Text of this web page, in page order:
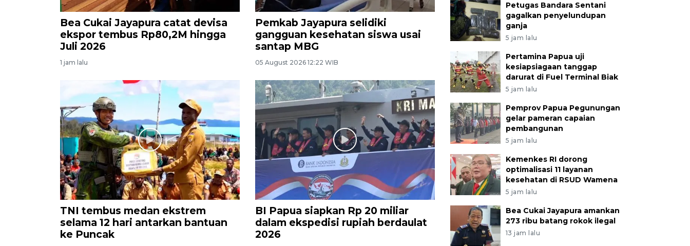
Bea Cukai Jayapura catat devisa
ekspor tembus Rp80,2M hingga
Juli 2026
1 jam lalu
Pemkab Jayapura selidiki
gangguan kesehatan siswa usai
santap MBG
05 August 2026 12:22 WIB
TNI tembus medan ekstrem
selama 12 hari antarkan bantuan
ke Puncak
BI Papua siapkan Rp 20 miliar
dalam ekspedisi rupiah berdaulat
2026
Petugas Bandara Sentani
gagalkan penyelundupan
ganja
5 jam lalu
Pertamina Papua uji
kesiapsiagaan tanggap
darurat di Fuel Terminal Biak
5 jam lalu
Pemprov Papua Pegunungan
gelar pameran capaian
pembangunan
5 jam lalu
Kemenkes RI dorong
optimalisasi 11 layanan
kesehatan di RSUD Wamena
5 jam lalu
Bea Cukai Jayapura amankan
273 ribu batang rokok ilegal
13 jam lalu